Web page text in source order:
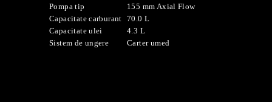
Pompa tip
155 mm Axial Flow
Capacitate carburant 70.0 L
Capacitate ulei
4.3 L
Sistem de ungere
Carter umed